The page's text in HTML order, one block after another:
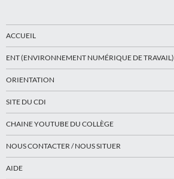
ACCUEIL
ENT (ENVIRONNEMENT NUMÉRIQUE DE TRAVAIL)
ORIENTATION
SITE DU CDI
CHAINE YOUTUBE DU COLLÈGE
NOUS CONTACTER / NOUS SITUER
AIDE